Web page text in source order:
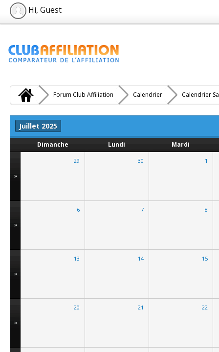
Hi, Guest
Forum Club Affiliation Calendrier Calendrier
Juillet 2025
Dimanche Lundi Mardi
»
29 30 1
»
6 7 8
»
13 14 15
»
20 21 22